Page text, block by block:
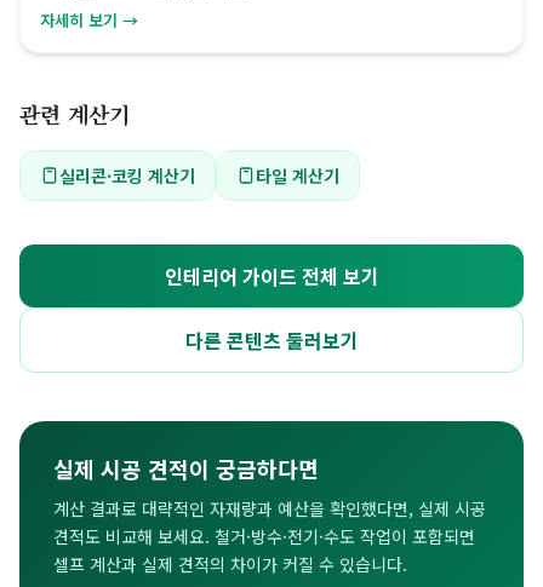
자세히 보기 →
관련 계산기
실리콘·코킹 계산기 타일 계산기
인테리어 가이드 전체 보기
다른 콘텐츠 둘러보기
실제 시공 견적이 궁금하다면
계산 결과로 대략적인 자재량과 예산을 확인했다면, 실제 시공
견적도 비교해 보세요. 철거·방수·전기·수도 작업이 포함되면
셀프 계산과 실제 견적의 차이가 커질 수 있습니다.